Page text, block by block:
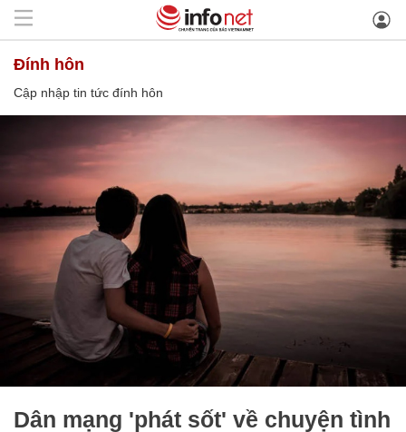
đính hôn
Cập nhập tin tức đính hôn
Dân mạng 'phát sốt' về chuyện tình